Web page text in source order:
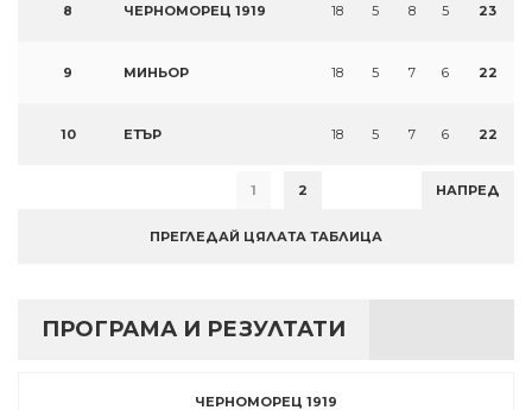
8 ЧЕРНОМОРЕЦ 1919 18 5 8 5 23
9 МИНЬОР 18 5 7 6 22
10 ЕТЪР 18 5 7 6 22
1 2 НАПРЕД
ПРЕГЛЕДАЙ ЦЯЛАТА ТАБЛИЦА
ПРОГРАМА И РЕЗУЛТАТИ
ЧЕРНОМОРЕЦ 1919